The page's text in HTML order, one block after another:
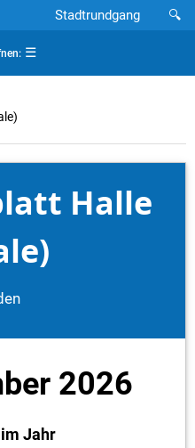
🔍
Stadtrundgang
☰
Halle
2026
Jahr